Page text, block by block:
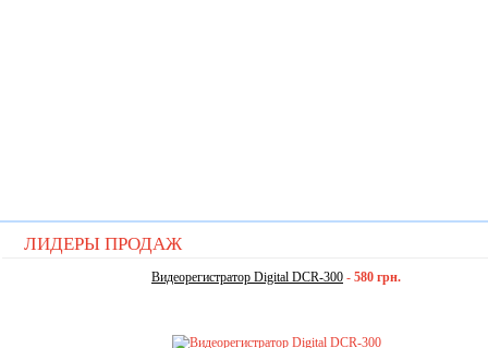
ЛИДЕРЫ ПРОДАЖ
Видеорегистратор Digital DCR-300 - 580 грн.